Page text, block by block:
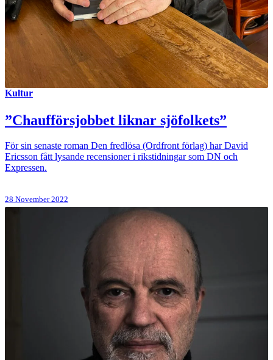
Kultur
”Chaufförsjobbet liknar sjöfolkets”
För sin senaste roman Den fredlösa (Ordfront förlag) har David
Ericsson fått lysande recensioner i rikstidningar som DN och
Expressen.
28 November 2022